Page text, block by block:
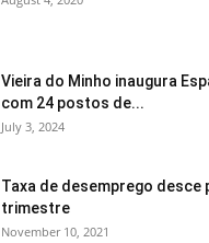
Vieira do Minho inaugura
com 24 postos de...
July 3, 2024
Taxa de desemprego desce
trimestre
November 10, 2021